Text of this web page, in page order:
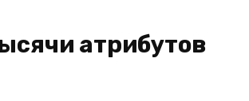
атрибутов